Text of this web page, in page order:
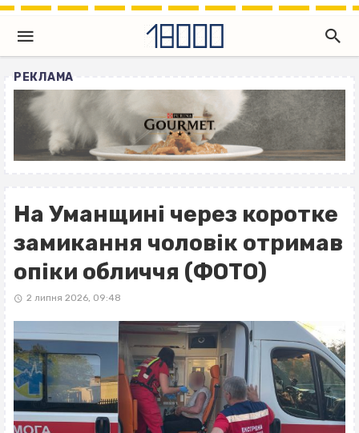
РЕКЛАМА
На Уманщині через коротке
замикання чоловік отримав
опіки обличчя (ФОТО)
2 липня 2026, 09:48